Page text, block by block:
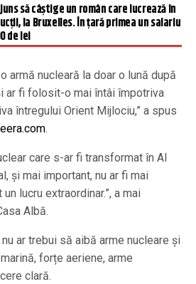
să câștige un român care lucrează în
la Bruxelles. În țară primea un salariu
de lei
armă nucleară la doar o lună după
ar fi folosit-o mai întâi împotriva
întregului Orient Mijlociu,” a spus
.
care s-ar fi transformat în Al
și mai important, nu ar fi mai
lucru extraordinar.”, a mai
Albă.
ar trebui să aibă arme nucleare și
forțe aeriene, arme
clară.